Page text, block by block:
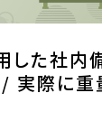
した社内
実際に重